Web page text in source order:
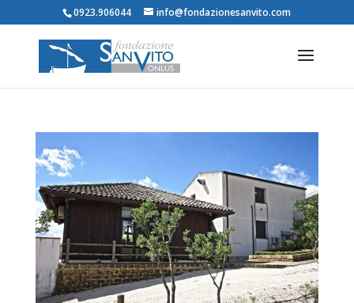
0923.906044 info@fondazionesanvito.com